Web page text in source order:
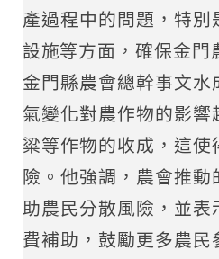
產過程中的問題，特別
設施等方面，確保金門
金門縣農會總幹事文水
氣變化對農作物的影響
粱等作物的收成，這使
險。他強調，農會推動
助農民分散風險，並表
費補助，鼓勵更多農民